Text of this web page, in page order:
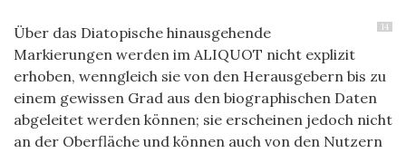
14
Über das Diatopische hinausgehende
Markierungen werden im ALIQUOT nicht explizit
erhoben, wenngleich sie von den Herausgebern bis zu
einem gewissen Grad aus den biographischen Daten
abgeleitet werden können; sie erscheinen jedoch nicht
an der Oberfläche und können auch von den Nutzern